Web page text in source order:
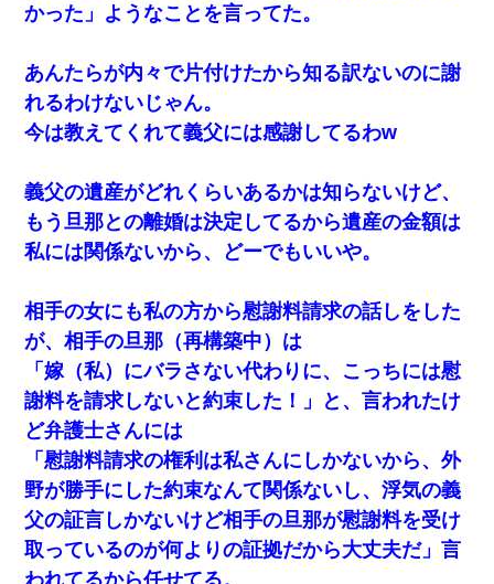
かった」ようなことを言ってた。
あんたらが内々で片付けたから知る訳ないのに謝
れるわけないじゃん。
今は教えてくれて義父には感謝してるわw
義父の遺産がどれくらいあるかは知らないけど、
もう旦那との離婚は決定してるから遺産の金額は
私には関係ないから、どーでもいいや。
相手の女にも私の方から慰謝料請求の話しをした
が、相手の旦那（再構築中）は
「嫁（私）にバラさない代わりに、こっちには慰
謝料を請求しないと約束した！」と、言われたけ
ど弁護士さんには
「慰謝料請求の権利は私さんにしかないから、外
野が勝手にした約束なんて関係ないし、浮気の義
父の証言しかないけど相手の旦那が慰謝料を受け
取っているのが何よりの証拠だから大丈夫だ」言
われてるから任せてる。